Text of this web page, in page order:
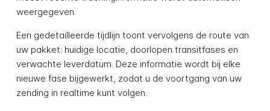
weergegeven.
Een gedetailleerde tijdlijn toont vervolgens de route van
uw pakket: huidige locatie, doorlopen transitfases en
verwachte leverdatum. Deze informatie wordt bij elke
nieuwe fase bijgewerkt, zodat u de voortgang van uw
zending in realtime kunt volgen.